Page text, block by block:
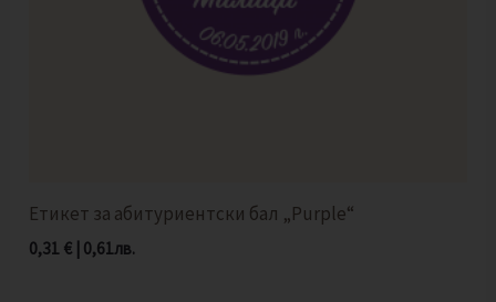
Етикет за абитуриентски бал „Purple“
0,31 € 0,61лв.